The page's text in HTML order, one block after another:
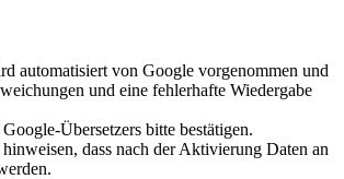
automatisiert von Google vorgenommen und
und eine fehlerhafte Wiedergabe
Übersetzers bitte bestätigen.
dass nach der Aktivierung Daten an